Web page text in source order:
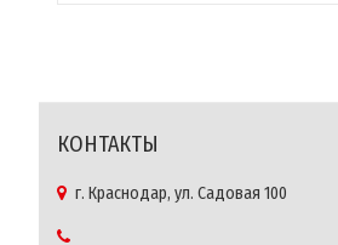
КОНТАКТЫ
г. Краснодар, ул. Садовая 100